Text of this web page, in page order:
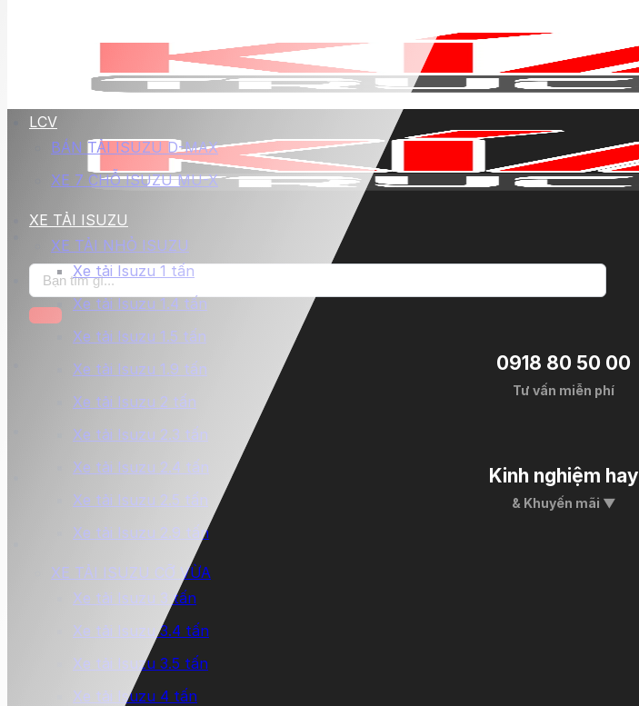
Tìm
kiếm:
0918 80 50 00
Tư vấn miễn phí
Kinh nghiệm hay
& Khuyến mãi ▼
LCV
BÁN TẢI ISUZU D-MAX
XE 7 CHỖ ISUZU MU-X
XE TẢI ISUZU
XE TẢI NHỎ ISUZU
Xe tải Isuzu 1 tấn
Xe tải Isuzu 1.4 tấn
Xe tải Isuzu 1.5 tấn
Xe tải Isuzu 1.9 tấn
Xe tải Isuzu 2 tấn
Xe tải Isuzu 2.3 tấn
Xe tải Isuzu 2.4 tấn
Xe tải Isuzu 2.5 tấn
Xe tải Isuzu 2.9 tấn
XE TẢI ISUZU CỠ VỪA
Xe tải Isuzu 3 tấn
Xe tải Isuzu 3.4 tấn
Xe tải Isuzu 3.5 tấn
Xe tải Isuzu 4 tấn